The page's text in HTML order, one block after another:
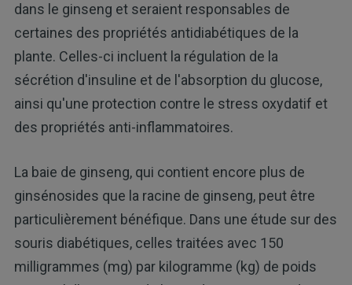
dans le ginseng et seraient responsables de
certaines des propriétés antidiabétiques de la
plante. Celles-ci incluent la régulation de la
sécrétion d'insuline et de l'absorption du glucose,
ainsi qu'une protection contre le stress oxydatif et
des propriétés anti-inflammatoires.
La baie de ginseng, qui contient encore plus de
ginsénosides que la racine de ginseng, peut être
particulièrement bénéfique. Dans une étude sur des
souris diabétiques, celles traitées avec 150
milligrammes (mg) par kilogramme (kg) de poids